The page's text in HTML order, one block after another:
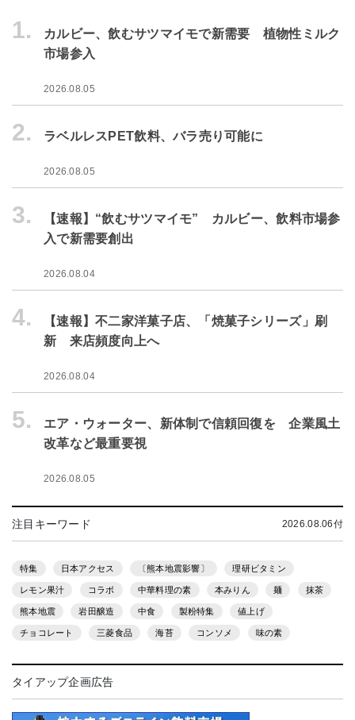
1.
カルビー、飲むサツマイモで新需要 植物性ミルク
市場参入
2026.08.05
2. ラベルレスPET飲料、バラ売り可能に
2026.08.05
3.
【速報】“飲むサツマイモ” カルビー、飲料市場参
入で新需要創出
2026.08.04
4.
【速報】不二家洋菓子店、「焼菓子シリーズ」刷
新 来店頻度向上へ
2026.08.04
5.
エア・ウォーター、新体制で信頼回復を 企業風土
改革など最重要視
2026.08.05
注目キーワード 2026.08.06付
特集 日本アクセス 〔熊本地震影響〕 理研ビタミン
レモン果汁 コラボ 中華料理の素 本みりん 麺 抹茶
熊本地震 岩田醸造 中食 製粉特集 値上げ
チョコレート 三菱食品 海苔 コンソメ 味の素
タイアップ企画広告